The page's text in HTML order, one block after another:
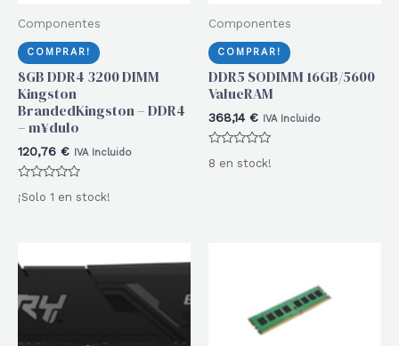
Componentes
COMPRAR!
8GB DDR4 3200 DIMM
Kingston
BrandedKingston – DDR4
– m¥dulo
120,76 € IVA Incluido
Valorado
con
¡Solo 1 en stock!
Componentes
COMPRAR!
DDR5 SODIMM 16GB/5600
ValueRAM
368,14 € IVA Incluido
con
8 en stock!